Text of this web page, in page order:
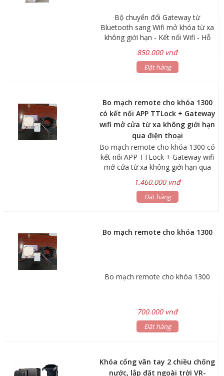
Bộ chuyển đổi Gateway từ
Bluetooth sang Wifi mở khóa từ xa
không giới hạn - Kết nối Wifi - Hỗ
trợ mở cửa từ xa, quản lý, đăng ký
thẻ từ password từ xa - Nguồn điện:
110 - 200V
850.000 vnđ
Đặt hàng
Bo mạch remote cho khóa 1300
có kết nối APP TTLock + Gateway
wifi mở cửa từ xa không giới hạn
qua điện thoại
Bo mạch remote cho khóa 1300 có
kết nối APP TTLock + Gateway wifi
mở cửa từ xa không giới hạn qua
điện thoại.
1.460.000 vnđ
Đặt hàng
Bo mạch remote cho khóa 1300
Bo mạch remote cho khóa 1300
700.000 vnđ
Đặt hàng
Khóa cổng vân tay 2 chiều chống
nước, lắp đặt ngoài trời VR-